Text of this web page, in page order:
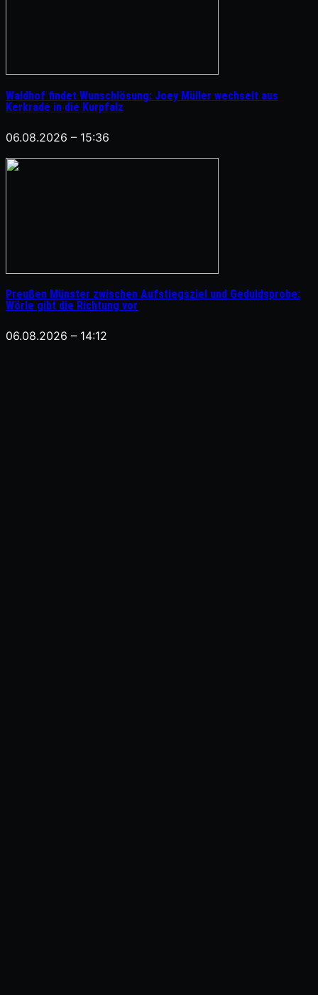
Waldhof findet Wunschlösung: Joey Müller wechselt aus
Kerkrade in die Kurpfalz
06.08.2026 – 15:36
Preußen Münster zwischen Aufstiegsziel und Geduldsprobe:
Wörle gibt die Richtung vor
06.08.2026 – 14:12